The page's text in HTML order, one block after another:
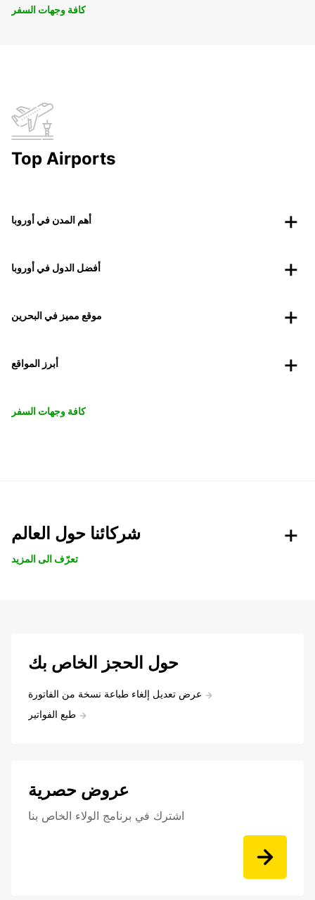
كافة وجهات السفر
Top Airports
أهم المدن في أوروبا
أفضل الدول في أوروبا
موقع مميز في البحرين
أبرز المواقع
كافة وجهات السفر
شركائنا حول العالم
تعرّف الى المزيد
حول الحجز الخاص بك
عرض تعديل إلغاء طباعة نسخة من الفاتورة
طبع الفواتير
عروض حصرية
اشترك في برنامج الولاء الخاص بنا